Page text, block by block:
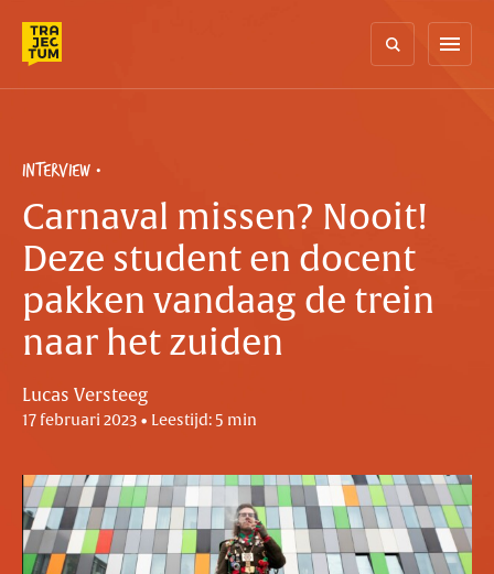
content
menu
INTERVIEW
Carnaval missen? Nooit!
Deze student en docent
pakken vandaag de trein
naar het zuiden
Lucas Versteeg
17 februari 2023 • Leestijd: 5 min